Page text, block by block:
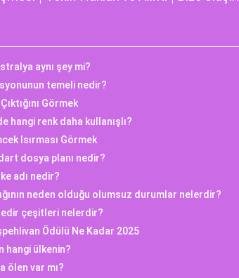
aynı şey mi?
temeli nedir?
Görmek
hangi renk daha kullanışlı?
Isırması Görmek
dosya planı nedir?
adı nedir?
neden olduğu olumsuz durumlar nelerdir?
çeşitleri nelerdir?
Ödülü Ne Kadar 2025
hangi ülkenin?
ölen var mı?